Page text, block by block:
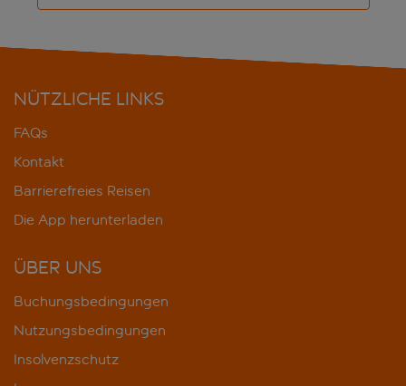
NÜTZLICHE LINKS
FAQs
Kontakt
Barrierefreies Reisen
Die App herunterladen
ÜBER UNS
Buchungsbedingungen
Nutzungsbedingungen
Insolvenzschutz